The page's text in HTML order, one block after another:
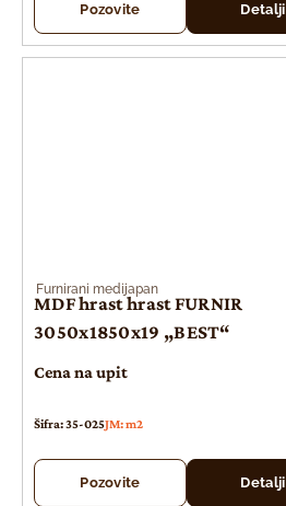
Pozovite Detalji
Furnirani medijapan
MDF hrast hrast FURNIR
3050x1850x19 „BEST“
Cena na upit
Šifra: 35-025JM: m2
Pozovite Detalji